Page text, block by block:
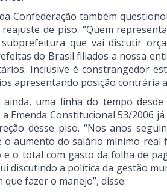
Confederação também
de piso. “Quem
que vai discutir
do Brasil filiados a nossa
Inclusive é constrangedor
apresentando posição contrária
uma linha do tempo
Emenda Constitucional 53/2006
desse piso. “Nos anos
o aumento do salário mínimo real
o total com gasto da folha de
discutindo a política da gestão
fazer o manejo”, disse.